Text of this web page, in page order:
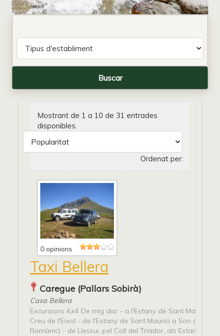
Mostrant de 1 a 10 de 31 entrades
disponibles.
Ordenat per:
0 opinions
Taxi Bellera
Caregue (Pallars Sobirà)
Casa Bellera
Excursions 4x4 De mig dia: - a l'Estany de Sant Maurici
Creu de l'Eixol - de l'Estany de Sant Maurici a Son del Pi
Romànic) - de Llessui, pel Coll del Triador, als Estanys de...